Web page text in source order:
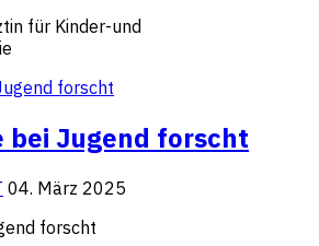
für Kinder-und
bei Jugend forscht
04. März 2025
forscht